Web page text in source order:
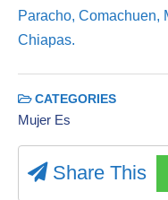
Paracho, Comachuen,
Chiapas.
CATEGORIES
Mujer Es
Share This